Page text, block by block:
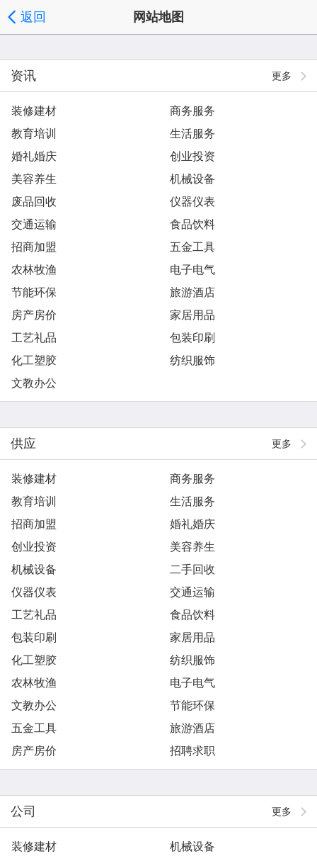
返回 网站地图
更多
资讯
装修建材
商务服务
教育培训
生活服务
婚礼婚庆
创业投资
美容养生
机械设备
废品回收
仪器仪表
交通运输
食品饮料
招商加盟
五金工具
农林牧渔
电子电气
节能环保
旅游酒店
房产房价
家居用品
工艺礼品
包装印刷
化工塑胶
纺织服饰
文教办公
更多
供应
装修建材
商务服务
教育培训
生活服务
招商加盟
婚礼婚庆
创业投资
美容养生
机械设备
二手回收
仪器仪表
交通运输
工艺礼品
食品饮料
包装印刷
家居用品
化工塑胶
纺织服饰
农林牧渔
电子电气
文教办公
节能环保
五金工具
旅游酒店
房产房价
招聘求职
更多
公司
装修建材
机械设备